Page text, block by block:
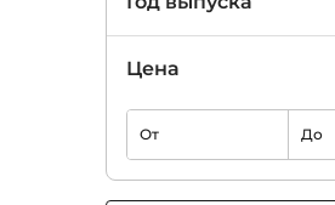
Цена
От До